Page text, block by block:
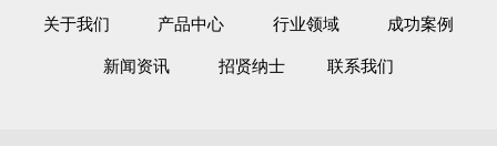
关于我们 产品中心 行业领域 成功案例
新闻资讯 招贤纳士 联系我们